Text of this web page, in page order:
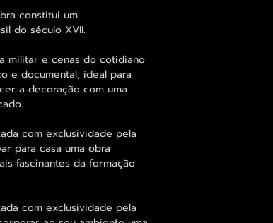
constitui um
do século XVII.
militar e cenas do cotidiano
e documental, ideal para
a decoração com uma
com exclusividade pela
para casa uma obra
fascinantes da formação
com exclusividade pela